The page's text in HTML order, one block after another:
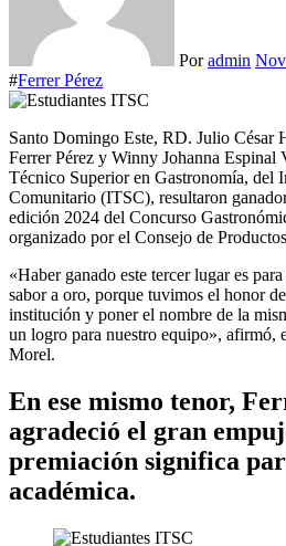
Poradmin
#Ferrer Pérez
Santo Domingo Este, RD. Julio César Henríquez Morel, Carolina
Ferrer Pérez y Winny Johanna Espinal
Técnico Superior en Gastronomía, del
Comunitario (ITSC), resultaron
edición 2024 del Concurso
organizado por el Consejo de
«Haber ganado este tercer lugar es
sabor a oro, porque tuvimos el honor
institución y poner el nombre de la
un logro para nuestro equipo», afirmó,
Morel.
En ese mismo tenor,
agradeció el gran
premiación significa
académica.